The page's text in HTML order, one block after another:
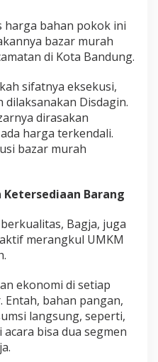
harga bahan pokok ini
bazar murah
di Kota Bandung.
sifatnya eksekusi,
Disdagin.
dirasakan
harga terkendali.
bazar murah
Barang
Bagja, juga
merangkul UMKM
ekonomi di setiap
Entah, bahan pangan,
langsung, seperti,
bisa dua segmen